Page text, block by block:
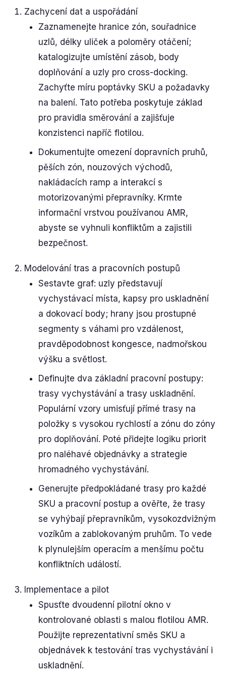
Zachycení dat a uspořádání
Zaznamenejte hranice zón, souřadnice
uzlů, délky uliček a poloměry otáčení;
katalogizujte umístění zásob, body
doplňování a uzly pro cross-docking.
Zachyťte míru poptávky SKU a požadavky
na balení. Tato potřeba poskytuje základ
pro pravidla směrování a zajišťuje
konzistenci napříč flotilou.
Dokumentujte omezení dopravních pruhů,
pěších zón, nouzových východů,
nakládacích ramp a interakcí s
motorizovanými přepravníky. Krmte
informační vrstvou používanou AMR,
abyste se vyhnuli konfliktům a zajistili
bezpečnost.
Modelování tras a pracovních postupů
Sestavte graf: uzly představují
vychystávací místa, kapsy pro uskladnění
a dokovací body; hrany jsou prostupné
segmenty s váhami pro vzdálenost,
pravděpodobnost kongesce, nadmořskou
výšku a světlost.
Definujte dva základní pracovní postupy:
trasy vychystávání a trasy uskladnění.
Populární vzory umisťují přímé trasy na
položky s vysokou rychlostí a zónu do zóny
pro doplňování. Poté přidejte logiku priorit
pro naléhavé objednávky a strategie
hromadného vychystávání.
Generujte předpokládané trasy pro každé
SKU a pracovní postup a ověřte, že trasy
se vyhýbají přepravníkům, vysokozdvižným
vozíkům a zablokovaným pruhům. To vede
k plynulejším operacím a menšímu počtu
konfliktních událostí.
Implementace a pilot
Spusťte dvoudenní pilotní okno v
kontrolované oblasti s malou flotilou AMR.
Použijte reprezentativní směs SKU a
objednávek k testování tras vychystávání i
uskladnění.